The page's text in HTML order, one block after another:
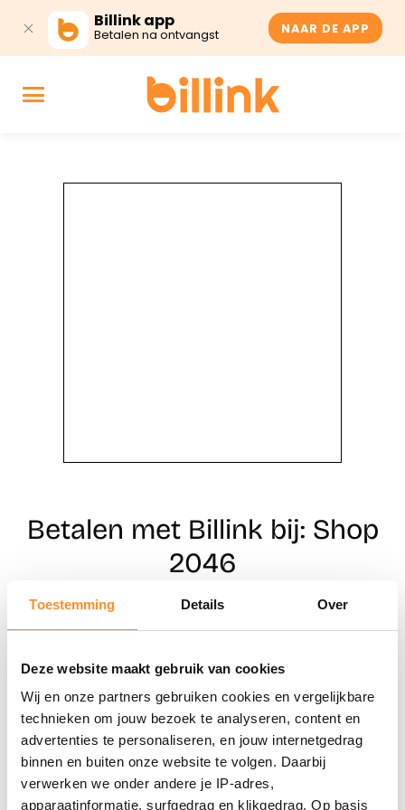
Toestemming Details Over
Deze website maakt gebruik van cookies
Wij en onze partners gebruiken cookies en vergelijkbare
technieken om jouw bezoek te analyseren, content en
advertenties te personaliseren, en jouw internetgedrag
binnen en buiten onze website te volgen. Daarbij
verwerken we onder andere je IP-adres,
apparaatinformatie, surfgedrag en klikgedrag. Op basis
Billink app
Betalen na ontvangst NAAR DE APP
Betalen met Billink bij: Shop
2046
Naar winkels